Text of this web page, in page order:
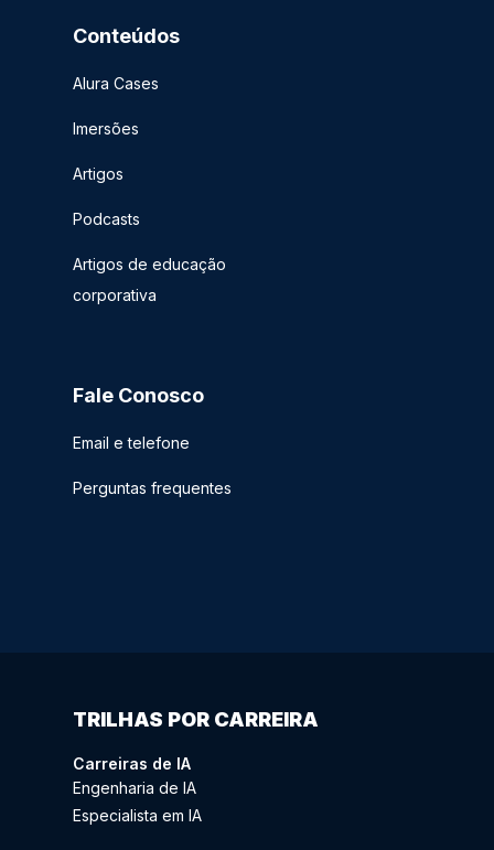
Conteúdos
Alura Cases
Imersões
Artigos
Podcasts
Artigos de educação
corporativa
Fale Conosco
Email e telefone
Perguntas frequentes
TRILHAS POR CARREIRA
Carreiras de IA
Engenharia de IA
Especialista em IA